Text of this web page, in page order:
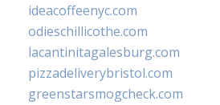
ideacoffeenyc.com
odieschillicothe.com
lacantinitagalesburg.com
pizzadeliverybristol.com
greenstarsmogcheck.com